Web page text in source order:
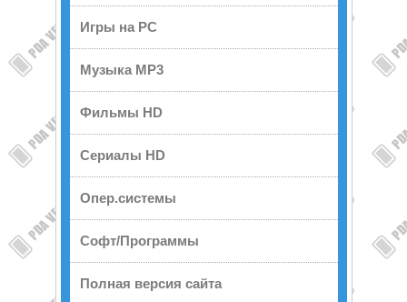
Игры на PC
Музыка MP3
Фильмы HD
Сериалы HD
Опер.системы
Софт/Программы
Полная версия сайта